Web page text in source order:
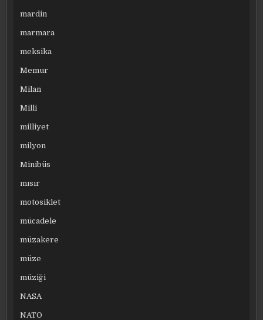
mardin
marmara
meksika
Memur
Milan
Milli
milliyet
milyon
Minibüs
mısır
motosiklet
mücadele
müzakere
müze
müziği
NASA
NATO